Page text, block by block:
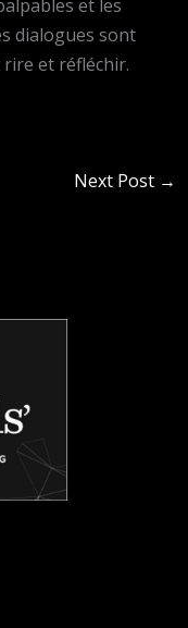
et les
dialogues sont
et réfléchir.
Next Post →